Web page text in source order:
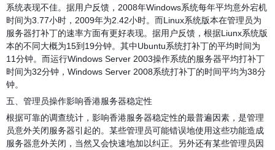
系统表现不佳。据用户反馈，2008年Windows系统每年平均意外宕机
时间为3.77小时，2009年为2.42小时。而Linux系统版本在管理员为
服务器打补丁的速率方面有更好表现。据用户反馈，根据Liunx系统版
本的不同大概为15到19分钟。其中Ubuntu系统打补丁的平均时间为
11分钟。而运行Windows Server 2003操作系统的服务器平均打补丁
时间为32分钟，Windows Server 2008系统打补丁的时间平均为38分
钟。
五、管理员操作影响香港服务器稳定性
根据可靠的调查统计，影响香港服务器稳定性的最普遍因素，是管理
员意外关闭服务器引起的。某些管理员可能错误地使用这些功能造成
服务器意外关闭，当然又会快速地加以纠正。另外还有某些管理员因